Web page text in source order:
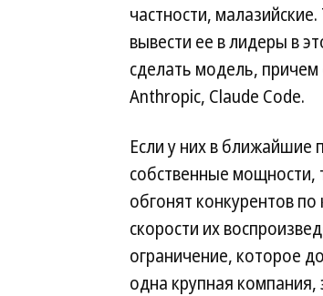
частности,
вывести ее в лидеры в
сделать модель, причем
Anthropic, Claude Code.
Если у них в ближайшие
собственные мощности,
обгонят конкурентов
скорости их
ограничение, которое
одна крупная компания,